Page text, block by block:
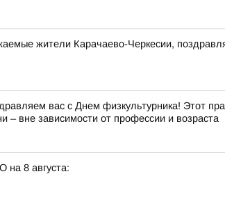
жители Карачаево-Черкесии,
вас с Днем физкультурника! Этот
– вне зависимости от профессии и возраста
на 8 августа: